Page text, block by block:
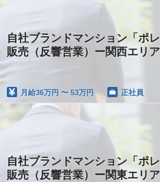
自社ブランドマンション「ポ
販売（反響営業）ー関西エリ
月給36万円 〜 53万円 正社員
自社ブランドマンション「ポ
販売（反響営業）ー関東エリ